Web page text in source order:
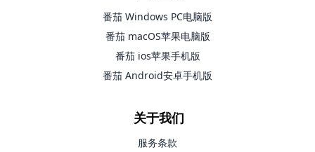
番茄 Windows PC电脑版
番茄 macOS苹果电脑版
番茄 ios苹果手机版
番茄 Android安卓手机版
关于我们
服务条款